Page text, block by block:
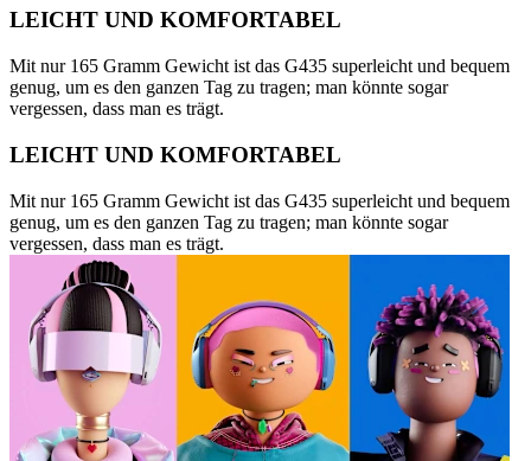
LEICHT UND KOMFORTABEL
Mit nur 165 Gramm Gewicht ist das G435 superleicht und bequem
genug, um es den ganzen Tag zu tragen; man könnte sogar
vergessen, dass man es trägt.
LEICHT UND KOMFORTABEL
Mit nur 165 Gramm Gewicht ist das G435 superleicht und bequem
genug, um es den ganzen Tag zu tragen; man könnte sogar
vergessen, dass man es trägt.